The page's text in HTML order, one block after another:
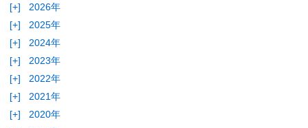
[+]
2026年
[+]
2025年
[+]
2024年
[+]
2023年
[+]
2022年
[+]
2021年
[+]
2020年